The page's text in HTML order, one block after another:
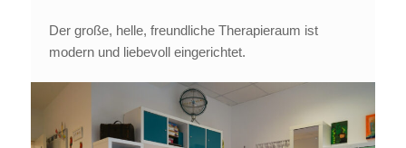
Der große, helle, freundliche Therapieraum ist
modern und liebevoll eingerichtet.